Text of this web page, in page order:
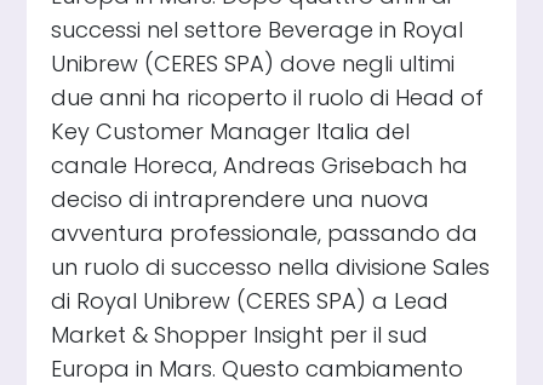
successi nel settore Beverage in Royal
Unibrew (CERES SPA) dove negli ultimi
due anni ha ricoperto il ruolo di Head of
Key Customer Manager Italia del
canale Horeca, Andreas Grisebach ha
deciso di intraprendere una nuova
avventura professionale, passando da
un ruolo di successo nella divisione Sales
di Royal Unibrew (CERES SPA) a Lead
Market & Shopper Insight per il sud
Europa in Mars. Questo cambiamento